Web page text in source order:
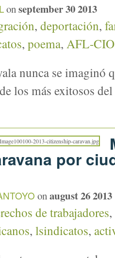
onseptember 30 2013
, deportación,
, poema, AFL-CIO
nunca se imaginó
los más exitosos
por
onaugust 26 2013
de trabajadores,
, lsindicatos,